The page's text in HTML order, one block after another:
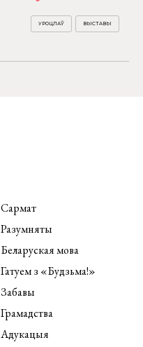
УРОЦЛАЎ ВЫСТАВЫ
Сармат
Разумняты
Беларуская мова
Гатуем з «Будзьма!»
Забавы
Грамадства
Адукацыя